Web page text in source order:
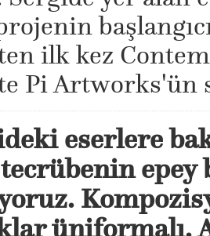
ilk kez
Pi Artworks'ün
eserlere
epey
üniformalı.